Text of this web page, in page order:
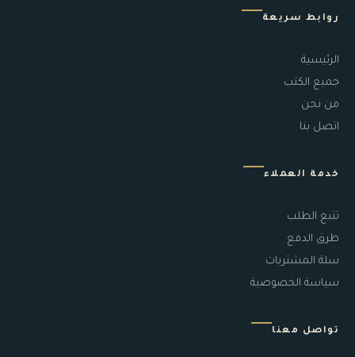
روابط سريعة
الرئيسية
جميع الكتب
من نحن
اتصل بنا
خدمة العملاء
تتبع الطلب
طرق الدفع
سلة المشتريات
سياسة الخصوصية
تواصل معنا